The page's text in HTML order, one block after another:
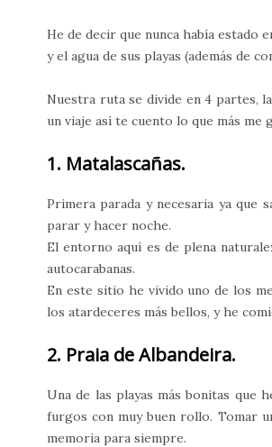
He de decir que nunca había estado
y el agua de sus playas (además de
Nuestra ruta se divide en 4 partes,
un viaje así te cuento lo que más
1. Matalascañas.
Primera parada y necesaria ya que
parar y hacer noche.
El entorno aquí es de plena
autocarabanas.
En este sitio he vivido uno de los
los atardeceres más bellos, y he
2. Praia de Albandeira.
Una de las playas más bonitas que
furgos con muy buen rollo. Tomar
memoria para siempre.